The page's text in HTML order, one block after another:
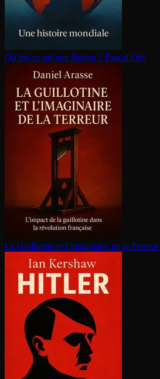
Qu’est-ce qu’une Nation ? Pascal Ory
La Guillotine et l’imaginaire de la Terreur